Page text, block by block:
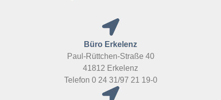
Büro Erkelenz
Paul-Rüttchen-Straße 40
41812 Erkelenz
Telefon 0 24 31/97 21 19-0